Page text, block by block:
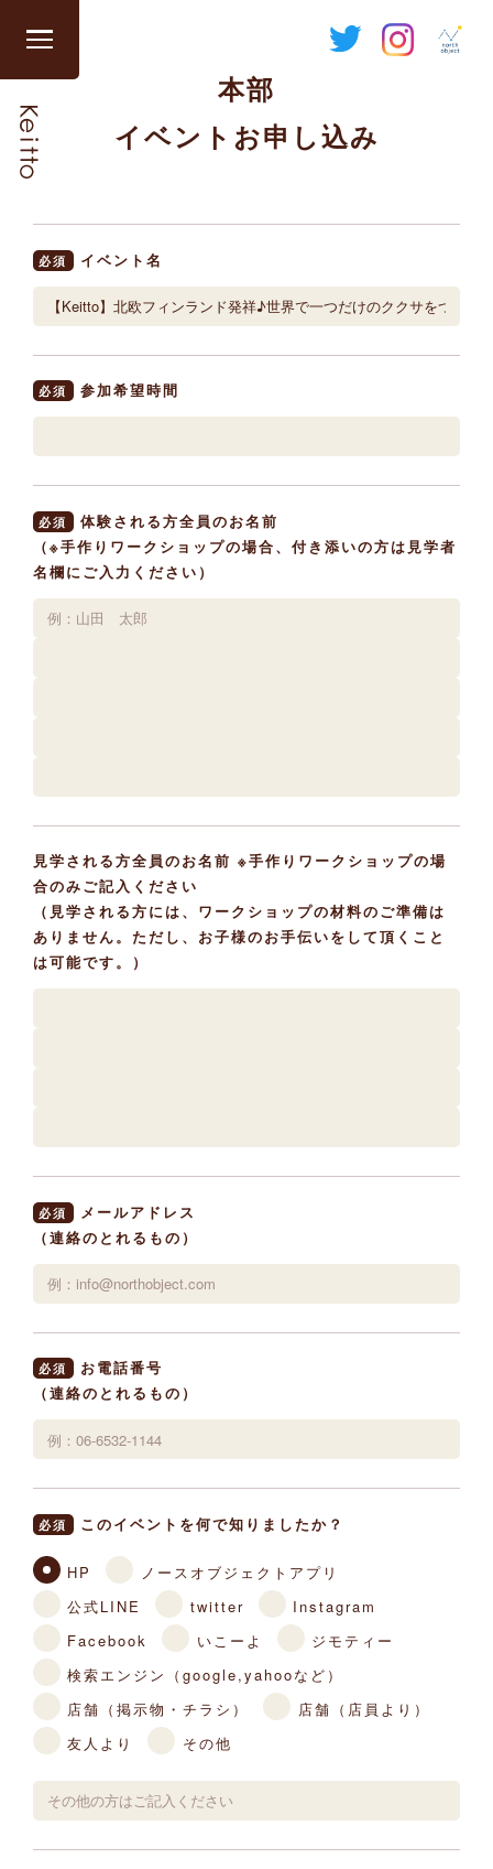
グ
ロ
を
開
す
る
本部
イベントお申し込み
必須 イベント名
必須 参加希望時間
必須
体験される方全員のお名前
（※手作りワークショップの場合、付き添いの方は見学者
名欄にご入力ください）
見学される方全員のお名前 ※手作りワークショップの場
合のみご記入ください
（見学される方には、ワークショップの材料のご準備は
ありません。ただし、お子様のお手伝いをして頂くこと
は可能です。）
必須
メールアドレス
（連絡のとれるもの）
必須
お電話番号
（連絡のとれるもの）
必須 このイベントを何で知りましたか？
HP
ノースオブジェクトアプリ
公式LINE
twitter
Instagram
Facebook
いこーよ
ジモティー
検索エンジン（google,yahooなど）
店舗（掲示物・チラシ）
店舗（店員より）
友人より
その他